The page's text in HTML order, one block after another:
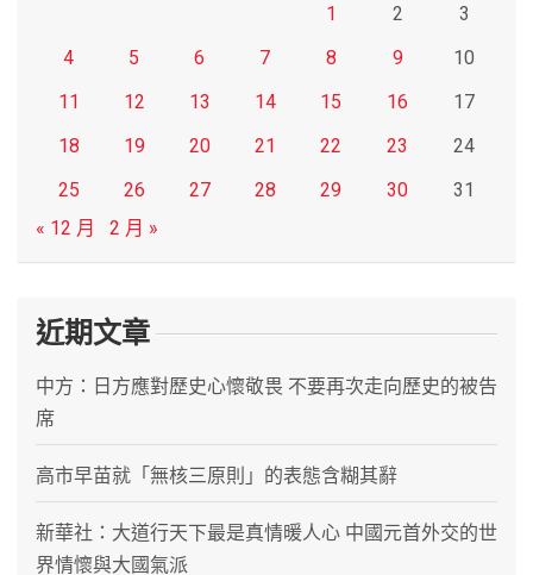
1
2
3
4
5 6 7 8 9
10
11
12 13 14 15 16
17
18
19 20 21 22 23
24
25
26 27 28 29 30
31
« 12 月
2 月 »
近期文章
中方：日方應對歷史心懷敬畏 不要再次走向歷史的被告
席
高市早苗就「無核三原則」的表態含糊其辭
新華社：大道行天下最是真情暖人心 中國元首外交的世
界情懷與大國氣派